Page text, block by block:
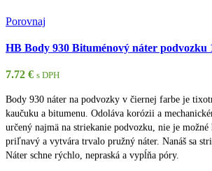
Porovnaj
HB Body 930 Bituménový náter podvozku
7.72 € s DPH
Body 930 náter na podvozky v čiernej farbe je
kaučuku a bitumenu. Odoláva korózii a
určený najmä na striekanie podvozku, nie je
priľnavý a vytvára trvalo pružný náter. Nanáš sa
Náter schne rýchlo, nepraská a vypĺňa póry.